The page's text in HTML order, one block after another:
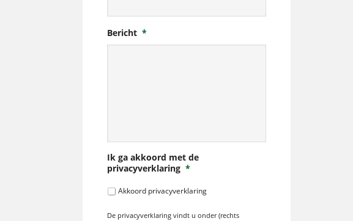
Bericht *
Ik ga akkoord met de
privacyverklaring *
Akkoord privacyverklaring
De privacyverklaring vindt u onder (rechts